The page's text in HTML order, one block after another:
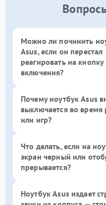
Можно ли починить
Asus, если он перестал
реагировать на кнопку
включения?
Почему ноутбук Asus
выключается во время
или игр?
Что делать, если на
экран черный или
прерывается?
Ноутбук Asus издает